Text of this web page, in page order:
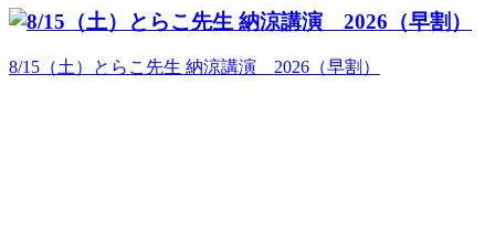
8/15（土）とらこ先生 納涼講演 2026（早割）